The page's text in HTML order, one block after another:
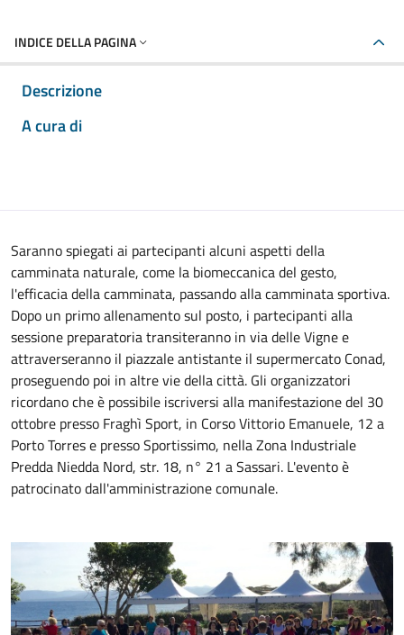
INDICE DELLA PAGINA
Descrizione
A cura di
Saranno spiegati ai partecipanti alcuni aspetti della
camminata naturale, come la biomeccanica del gesto,
l'efficacia della camminata, passando alla camminata sportiva.
Dopo un primo allenamento sul posto, i partecipanti alla
sessione preparatoria transiteranno in via delle Vigne e
attraverseranno il piazzale antistante il supermercato Conad,
proseguendo poi in altre vie della città. Gli organizzatori
ricordano che è possibile iscriversi alla manifestazione del 30
ottobre presso Fraghì Sport, in Corso Vittorio Emanuele, 12 a
Porto Torres e presso Sportissimo, nella Zona Industriale
Predda Niedda Nord, str. 18, n° 21 a Sassari. L'evento è
patrocinato dall'amministrazione comunale.